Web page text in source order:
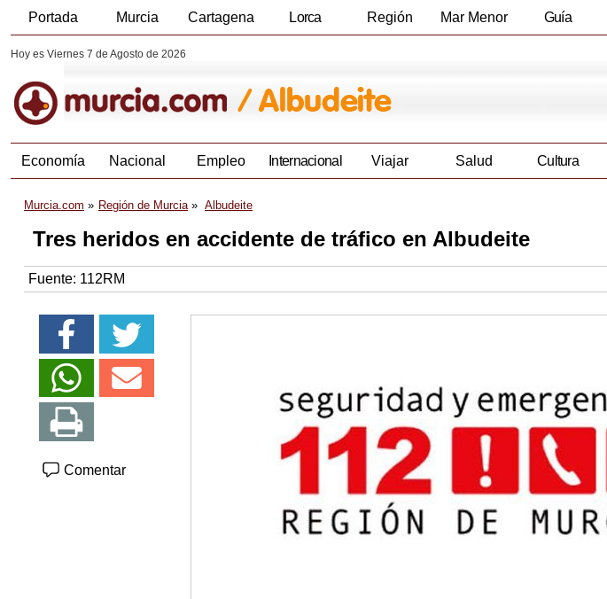
Portada Murcia Cartagena Lorca Región Mar Menor Guía
Hoy es Viernes 7 de Agosto de 2026
Economía Nacional Empleo Internacional Viajar Salud Cultura
Murcia.com Región de Murcia Albudeite
Tres heridos en accidente de tráfico en Albudeite
Fuente: 112RM
Comentar